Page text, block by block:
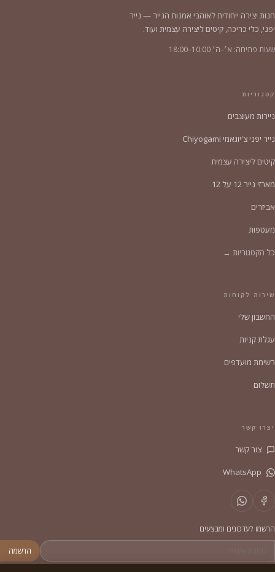
חנות יצירה ייחודית לאוהבי אמנות הנייר — נייר
יפני, כלי כריכה, קיטים ליצירה עצמית ועוד.
שעות פתיחה: א׳–ה׳ 10:00–18:00
קטגוריות
ניירות מעוצבים
נייר יפני צ'יוגאמי Chiyogami
קיטים ליצירה עצמית
מארזי נייר 12 על 12
אביזרים
מעטפות
כל הקטגוריות →
שירות לקוחות
החשבון שלי
עגלת קניות
רשימת מועדפים
תשלום
יצרו קשר
צור קשר
הרשמו לעדכונים ומבצעים
הרשמה